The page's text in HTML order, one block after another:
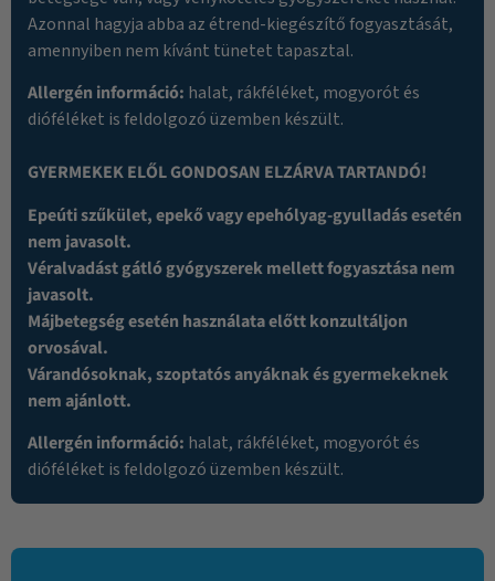
Azonnal hagyja abba az étrend-kiegészítő fogyasztását,
amennyiben nem kívánt tünetet tapasztal.
Allergén információ: halat, rákféléket, mogyorót és
dióféléket is feldolgozó üzemben készült.
GYERMEKEK ELŐL GONDOSAN ELZÁRVA TARTANDÓ!
Epeúti szűkület, epekő vagy epehólyag-gyulladás esetén
nem javasolt.
Véralvadást gátló gyógyszerek mellett fogyasztása nem
javasolt.
Májbetegség esetén használata előtt konzultáljon
orvosával.
Várandósoknak, szoptatós anyáknak és gyermekeknek
nem ajánlott.
Allergén információ: halat, rákféléket, mogyorót és
dióféléket is feldolgozó üzemben készült.